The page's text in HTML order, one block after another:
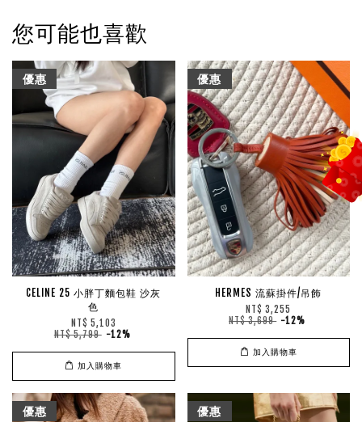
您可能也喜歡
優惠
CELINE 25 小胖丁麵包鞋 沙灰
色
NT$ 5,103
NT$ 5,799 -12%
加入購物車
優惠
HERMES 流蘇掛件/吊飾
NT$ 3,255
NT$ 3,699 -12%
加入購物車
優惠 優惠